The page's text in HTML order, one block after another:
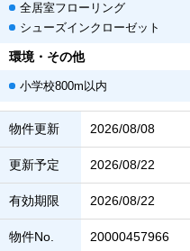
全居室フローリング
シューズインクローゼット
環境・その他
小学校800m以内
物件更新 2026/08/08
更新予定 2026/08/22
有効期限 2026/08/22
物件No. 20000457966